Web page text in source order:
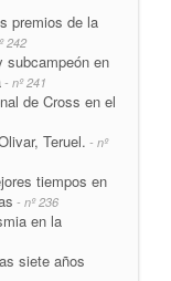
premios de la
242
subcampeón en
- nº 241
de Cross en el
Teruel. - nº
tiempos en
- nº 236
en la
siete años